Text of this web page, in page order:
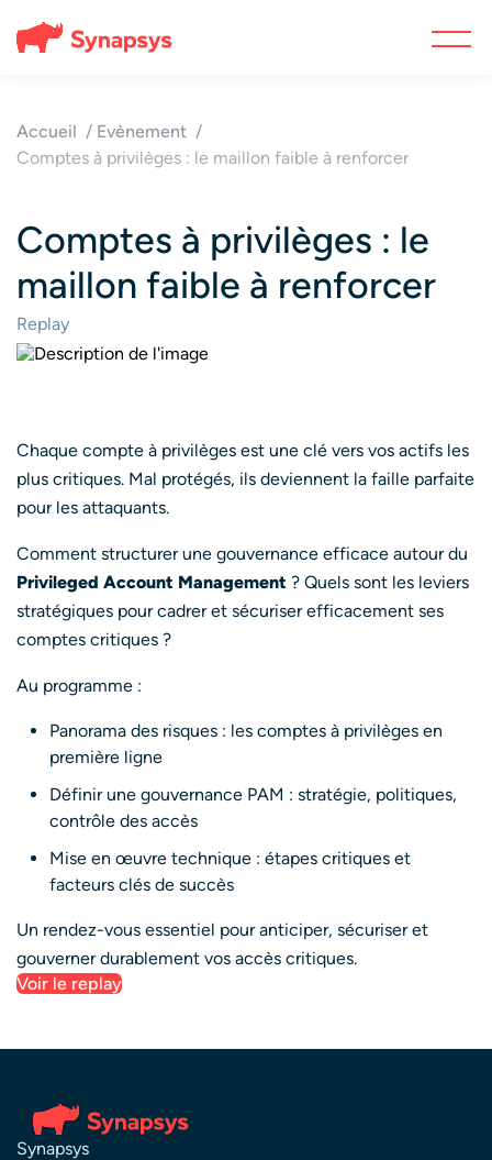
Accueil
Evènement
Comptes à privilèges : le maillon faible à renforcer
Comptes à privilèges : le
maillon faible à renforcer
Replay
Chaque compte à privilèges est une clé vers vos actifs les
plus critiques. Mal protégés, ils deviennent la faille parfaite
pour les attaquants.
Comment structurer une gouvernance efficace autour du
Privileged Account Management ? Quels sont les leviers
stratégiques pour cadrer et sécuriser efficacement ses
comptes critiques ?
Au programme :
Panorama des risques : les comptes à privilèges en
première ligne
Définir une gouvernance PAM : stratégie, politiques,
contrôle des accès
Mise en œuvre technique : étapes critiques et
facteurs clés de succès
Un rendez-vous essentiel pour anticiper, sécuriser et
gouverner durablement vos accès critiques.
Voir le replay
Synapsys